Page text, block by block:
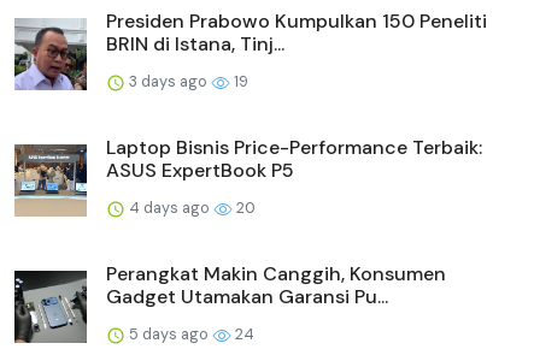
Presiden Prabowo Kumpulkan 150 Peneliti
BRIN di Istana, Tinj...
3 days ago 19
Laptop Bisnis Price-Performance Terbaik:
ASUS ExpertBook P5
4 days ago 20
Perangkat Makin Canggih, Konsumen
Gadget Utamakan Garansi Pu...
5 days ago 24